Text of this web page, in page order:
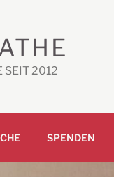
SEIT 2012
SPENDEN